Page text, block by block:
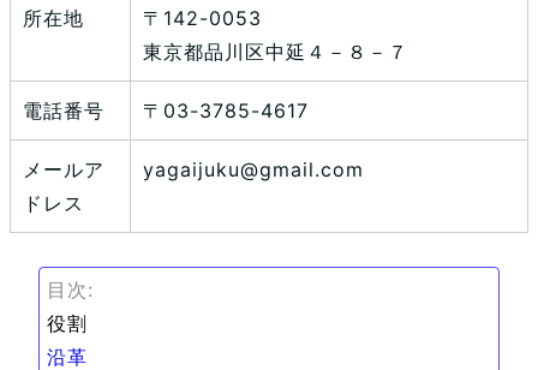
所在地
〒142-0053
東京都品川区中延４－８－７
電話番号 〒03-3785-4617
メールア
ドレス
yagaijuku@gmail.com
目次:
役割
沿革